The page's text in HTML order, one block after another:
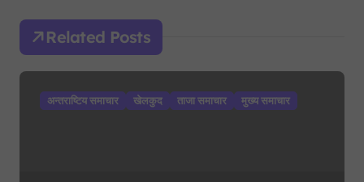
a
t
i
Related Posts
अन्तराष्टिय समाचार खेलकुद ताजा समाचार मुख्य समाचार